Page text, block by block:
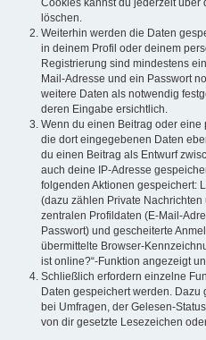
Cookies kannst du jederzeit über
löschen.
Weiterhin werden die Daten
in deinem Profil oder deinem
Registrierung sind mindestens
Mail-Adresse und ein Passwort
weitere Daten als notwendig
deren Eingabe ersichtlich.
Wenn du einen Beitrag oder eine
die dort eingegebenen Daten
du einen Beitrag als Entwurf
auch deine IP-Adresse
folgenden Aktionen gespeichert:
(dazu zählen Private
zentralen Profildaten (E-Mail-
Passwort) und gescheiterte
übermittelte Browser-
ist online?“-Funktion angezeigt
Schließlich erfordern einzelne
Daten gespeichert werden.
bei Umfragen, der Gelesen-
von dir gesetzte Lesezeichen